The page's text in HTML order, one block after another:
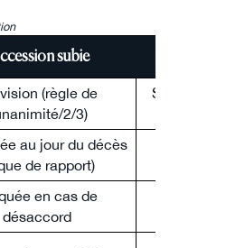
subie
(règle de
2/3)
SCI,
au jour du décès
de rapport)
en cas de
désaccord